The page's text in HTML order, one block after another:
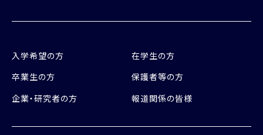
入学希望の方
在学生の方
卒業生の方
保護者等の方
企業・研究者の方
報道関係の皆様